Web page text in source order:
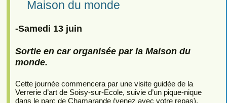
Maison du monde
-Samedi 13 juin
Sortie en car organisée par la Maison du
monde.
Cette journée commencera par une visite guidée de la
Verrerie d’art de Soisy-sur-Ecole, suivie d’un pique-nique
dans le parc de Chamarande (venez avec votre repas).